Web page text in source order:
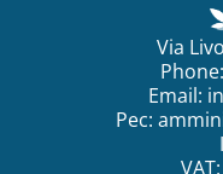
Via
Email:
Pec: